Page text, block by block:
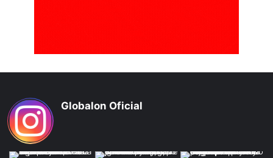
Globalon Oficial